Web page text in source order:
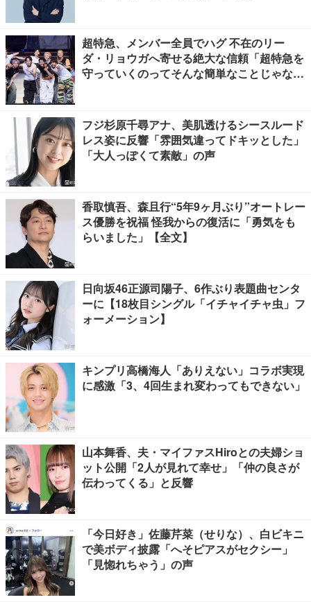
超特急、メンバー全員でハグ 不在のリー
ダ・リョウガへ寄せる絶大な信頼「超特急を
守っていくのってそんな簡単なことじゃな
フジ杉原千尋アナ、美肌透けるシースルード
レス姿に反響「雰囲気違ってドキッとした」
「大人っぽくて素敵」の声
香取慎吾、森且行“5年9ヶ月ぶり”オートレー
ス優勝を祝福 怪我からの復活に「勇気をも
らいました」【全文】
日向坂46正源司陽子、6作ぶり表題曲センタ
ーに【18枚目シングル「イチャイチャ虫」フ
ォーメーション】
キンプリ高橋海人「ありえない」コラボ実現
に感激「3、4回生まれ変わってもできない」
山本舞香、夫・マイファスHiroとの夫婦ショ
ット公開「2人が見れて幸せ」「仲の良さが
伝わってくる」と反響
「今日好き」佐藤芹菜（せりな）、白ビキニ
で美ボディ披露「へそピアスがセクシー」
「見惚れちゃう」の声